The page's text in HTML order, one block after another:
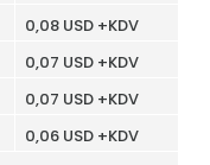
0,08 USD +KDV
0,07 USD +KDV
0,07 USD +KDV
0,06 USD +KDV